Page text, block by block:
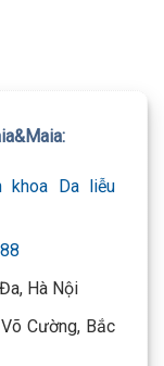
khoa Da liễu
Hà Nội
Cường, Bắc